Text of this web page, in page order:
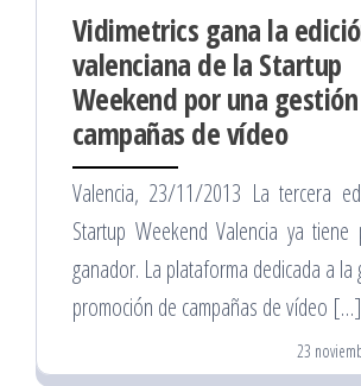
Vidimetrics gana la
valenciana de la Startup
Weekend por una
campañas de vídeo
Valencia, 23/11/2013 La tercera
Startup Weekend Valencia ya tiene
ganador. La plataforma dedicada a la
promoción de campañas de vídeo […]
23